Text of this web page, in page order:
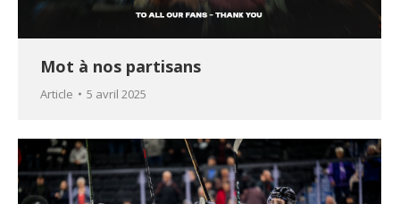
Mot à nos partisans
Article 5 avril 2025